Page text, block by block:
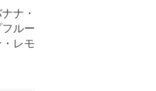
ナ・
ルー
レモ